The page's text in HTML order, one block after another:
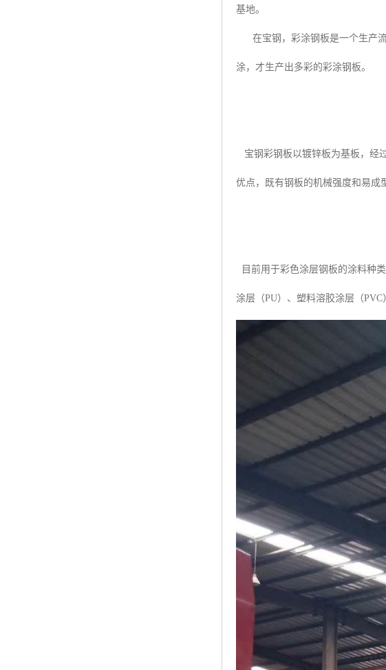
基地。
在宝钢，彩涂钢板是一个生产流
涂，才生产出多彩的彩涂钢板。
宝钢彩钢板以镀锌板为基板，经
优点，既有钢板的机械强度和易成
目前用于彩色涂层钢板的涂料种
涂层（PU）、塑料溶胶涂层（PVC